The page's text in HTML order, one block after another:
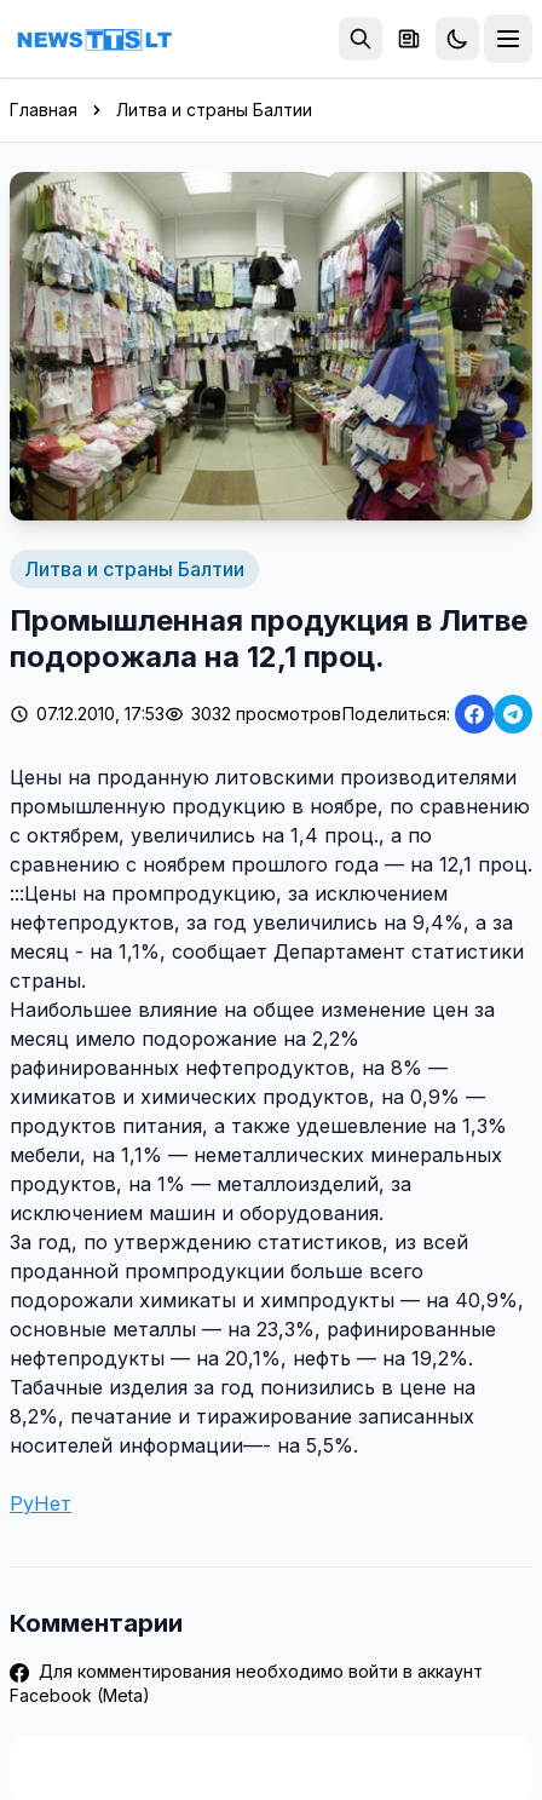
Перейти к содержимому
Главная Литва и страны Балтии
Литва и страны Балтии
Промышленная продукция в Литве
подорожала на 12,1 проц.
07.12.2010, 17:53 3032 просмотров Поделиться:
Цены на проданную литовскими производителями
промышленную продукцию в ноябре, по сравнению
с октябрем, увеличились на 1,4 проц., а по
сравнению с ноябрем прошлого года — на 12,1 проц.
:::Цены на промпродукцию, за исключением
нефтепродуктов, за год увеличились на 9,4%, а за
месяц - на 1,1%, сообщает Департамент статистики
страны.
Наибольшее влияние на общее изменение цен за
месяц имело подорожание на 2,2%
рафинированных нефтепродуктов, на 8% —
химикатов и химических продуктов, на 0,9% —
продуктов питания, а также удешевление на 1,3%
мебели, на 1,1% — неметаллических минеральных
продуктов, на 1% — металлоизделий, за
исключением машин и оборудования.
За год, по утверждению статистиков, из всей
проданной промпродукции больше всего
подорожали химикаты и химпродукты — на 40,9%,
основные металлы — на 23,3%, рафинированные
нефтепродукты — на 20,1%, нефть — на 19,2%.
Табачные изделия за год понизились в цене на
8,2%, печатание и тиражирование записанных
носителей информации—- на 5,5%.
РуНет
Комментарии
Для комментирования необходимо войти в аккаунт
Facebook (Meta)